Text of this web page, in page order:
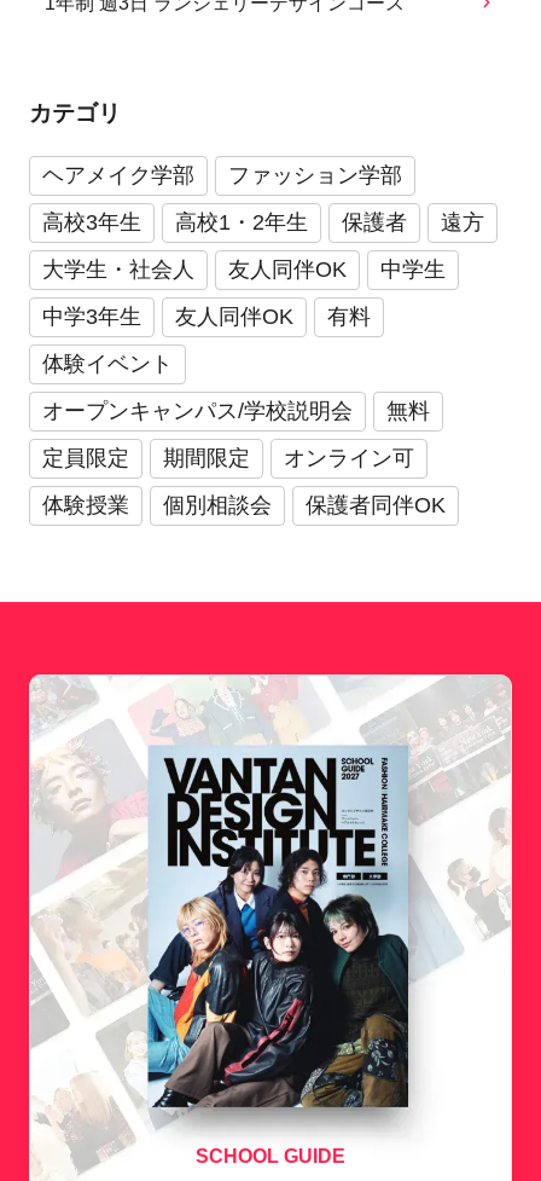
カテゴリ
ヘアメイク学部
ファッション学部
高校3年生
高校1・2年生 保護者
遠方
大学生・社会人
友人同伴OK
中学生
中学3年生
友人同伴OK
有料
体験イベント
オープンキャンパス/学校説明会
無料
定員限定
期間限定
オンライン可
体験授業
個別相談会 保護者同伴OK
SCHOOL GUIDE